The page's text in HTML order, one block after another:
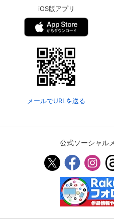
iOS版アプリ
メールでURLを送る
公式ソーシャル